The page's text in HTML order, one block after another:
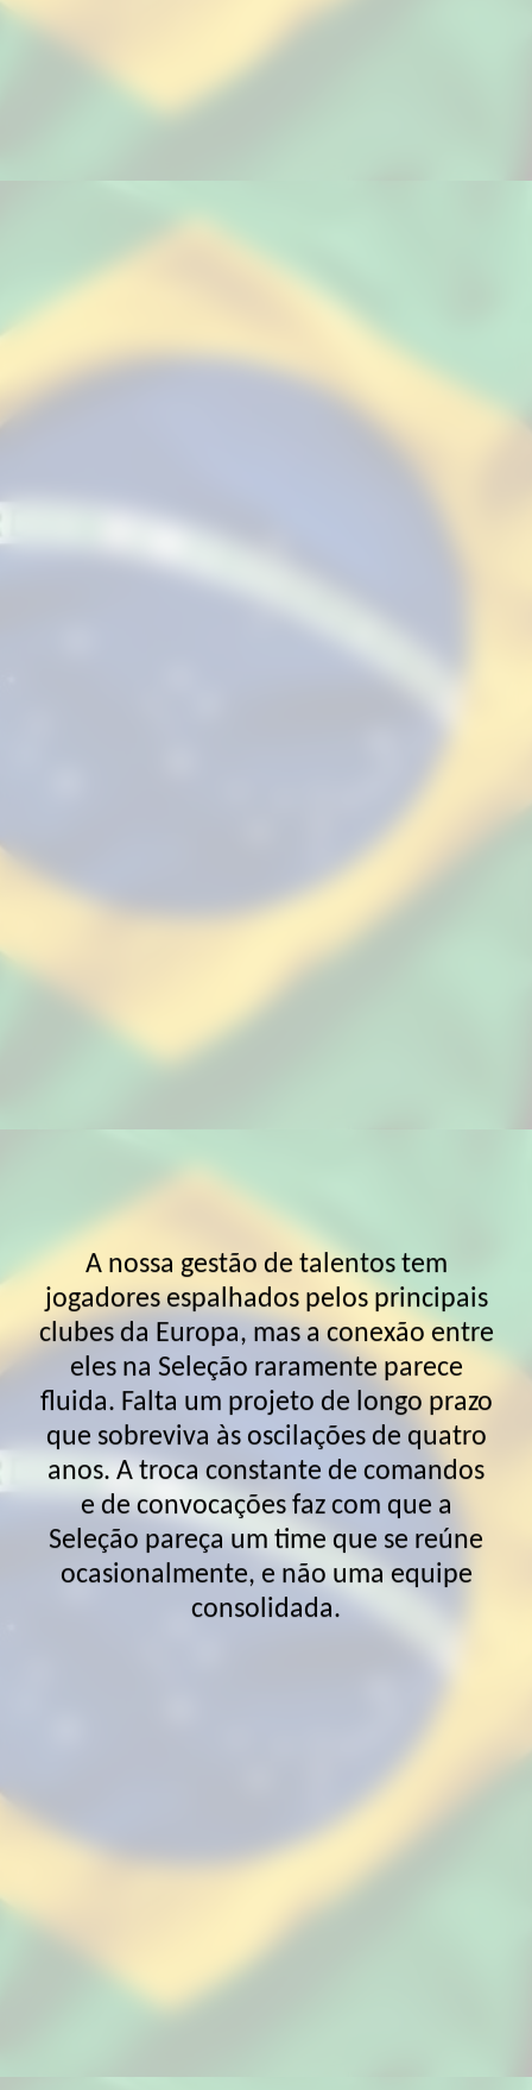
O Brasil entra em toda Copa não
apenas para competir, mas com a
obrigação cultural de vencer. Esse
peso, que deveria ser um combustível,
um time que tentou resolver tudo na
individualidade e no desespero, sem a
A "Síndrome do Hexa"como fardo
A nossa gestão de talentos tem
jogadores espalhados pelos principais
clubes da Europa, mas a conexão entre
eles na Seleção raramente parece
fluida. Falta um projeto de longo prazo
que sobreviva às oscilações de quatro
anos. A troca constante de comandos
e de convocações faz com que a
Seleção pareça um time que se reúne
ocasionalmente, e não uma equipe
consolidada.